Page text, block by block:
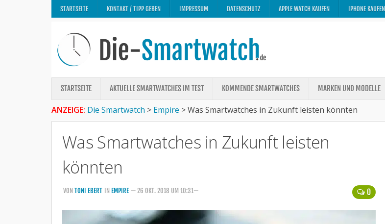
STARTSEITE KONTAKT / TIPP GEBEN IMPRESSUM DATENSCHUTZ APPLE WATCH KAUFEN IPHONE KAUFEN
STARTSEITE AKTUELLE SMARTWATCHES IM TEST KOMMENDE SMARTWATCHES MARKEN UND MODELLE
ANZEIGE: Die Smartwatch > Empire >Was Smartwatches in Zukunft leisten könnten
Was Smartwatches in Zukunft leisten
könnten
0
VON TONI EBERT IN EMPIRE — 26 OKT. 2018 UM 10:31—